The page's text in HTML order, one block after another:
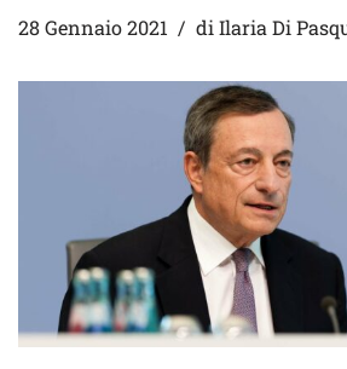
28 Gennaio 2021 diIlaria Di